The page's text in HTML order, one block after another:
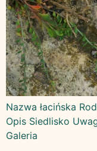
Nazwa łacińska
Opis Siedlisko
Galeria